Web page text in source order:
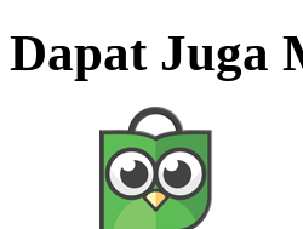
Dapat Juga